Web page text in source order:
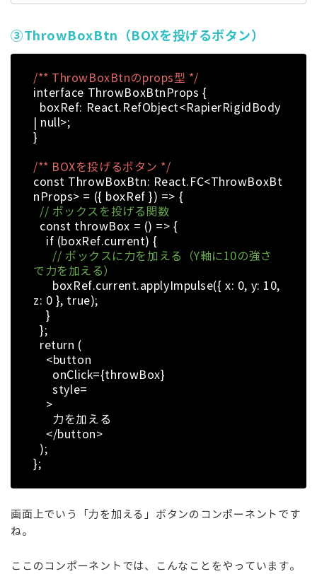
③ThrowBoxBtn（BOXを投げるボタン）
/** ThrowBoxBtnのprops型 */
interface ThrowBoxBtnProps {
boxRef: React.RefObject<RapierRigidBody
| null>;
}
/** BOXを投げるボタン */
const ThrowBoxBtn: React.FC<ThrowBoxBt
nProps> = ({ boxRef }) => {
// ボックスを投げる関数
const throwBox = () => {
if (boxRef.current) {
// ボックスに力を加える（Y軸に10の強さ
で力を加える）
boxRef.current.applyImpulse({ x: 0, y: 10,
z: 0 }, true);
}
};
return (
<button
onClick={throwBox}
style=
>
力を加える
</button>
);
};
画面上でいう「力を加える」ボタンのコンポーネントです
ね。
ここのコンポーネントでは、こんなことをやっています。